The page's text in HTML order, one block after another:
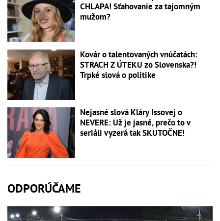
CHLAPA! Sťahovanie za tajomným
mužom?
Kovár o talentovaných vnúčatách:
STRACH Z ÚTEKU zo Slovenska?!
Trpké slová o politike
Nejasné slová Kláry Issovej o
NEVERE: Už je jasné, prečo to v
seriáli vyzerá tak SKUTOČNE!
ODPORÚČAME